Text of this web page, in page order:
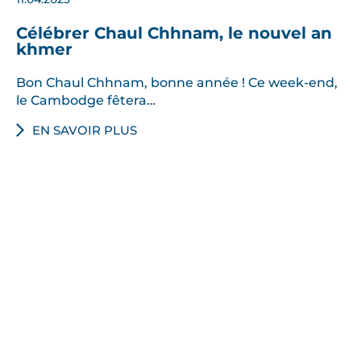
Célébrer Chaul Chhnam, le nouvel an
khmer
Bon Chaul Chhnam, bonne année ! Ce week-end,
le Cambodge fêtera…
EN SAVOIR PLUS